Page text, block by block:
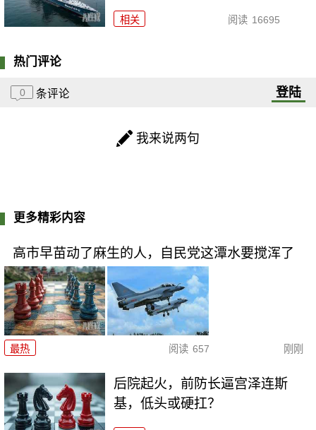
相关 阅读 16695
热门评论
0 条评论 登陆
我来说两句
更多精彩内容
高市早苗动了麻生的人，自民党这潭水要搅浑了
最热 阅读 657 刚刚
后院起火，前防长逼宫泽连斯
基，低头或硬扛？